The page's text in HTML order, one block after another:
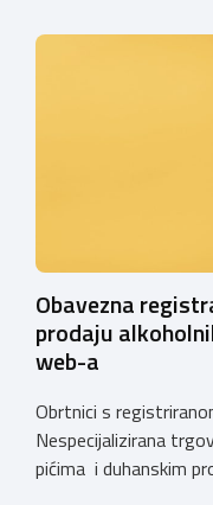
privremenih rješenja
1. siječnja 2025.
zahtjevi za izdavanje
Obavezna
prodaju
web-a
Obrtnici s
Nespecijalizirana
pićima i duhanskim